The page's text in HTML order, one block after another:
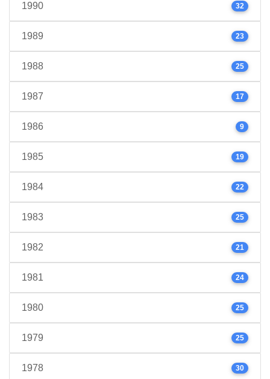
1990 32
1989 23
1988 25
1987 17
1986 9
1985 19
1984 22
1983 25
1982 21
1981 24
1980 25
1979 25
1978 30